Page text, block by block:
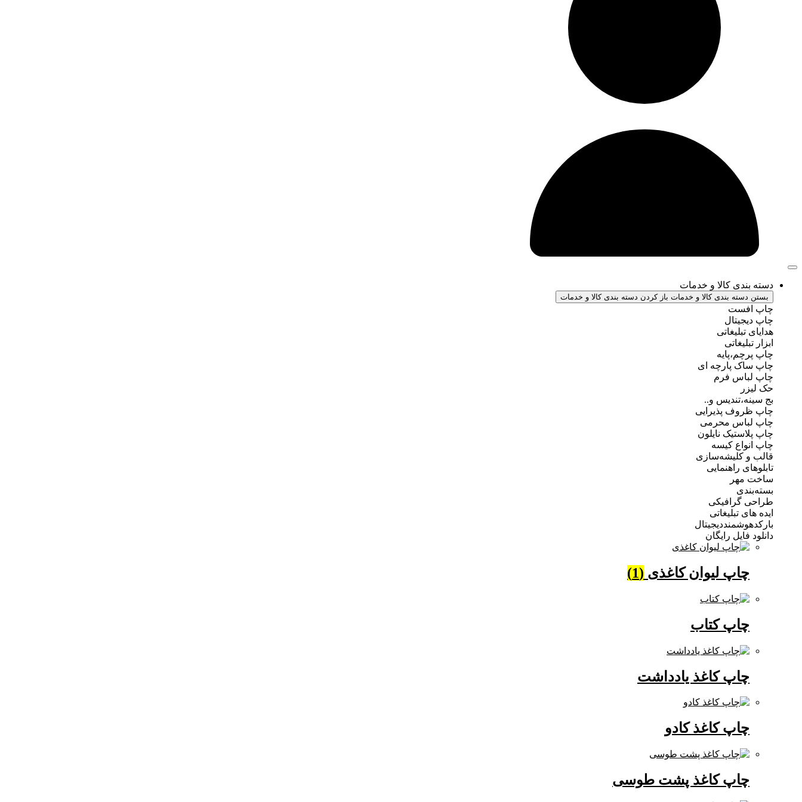
دسته بندی کالا و خدمات
بستن دسته بندی کالا و خدمات باز کردن دسته بندی کالا و خدمات
چاپ افست
چاپ دیجیتال
هدایای تبلیغاتی
ابزار تبلیغاتی
چاپ پرچم،پایه
چاپ ساک پارچه ای
چاپ لباس فرم
حک لیزر
بج سینه،تندیس و..
چاپ ظروف پذیرایی
چاپ لباس محرمی
چاپ پلاستیک نایلون
چاپ انواع کیسه
قالب و کلیشه‌سازی
تابلوهای راهنمایی
ساخت مهر
بسته‌بندی
طراحی گرافیکی
ایده های تبلیغاتی
بارکدهوشمنددیجیتال
دانلود فایل رایگان
چاپ لیوان کاغذی (1)
چاپ کتاب
چاپ کاغذ یادداشت
چاپ کاغذ کادو
چاپ کاغذ پشت طوسی